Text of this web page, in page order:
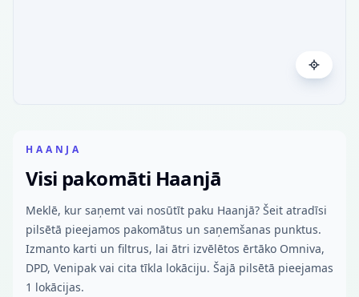
HAANJA
Visi pakomāti Haanjā
Meklē, kur saņemt vai nosūtīt paku Haanjā? Šeit atradīsi
pilsētā pieejamos pakomātus un saņemšanas punktus.
Izmanto karti un filtrus, lai ātri izvēlētos ērtāko Omniva,
DPD, Venipak vai cita tīkla lokāciju. Šajā pilsētā pieejamas
1 lokācijas.